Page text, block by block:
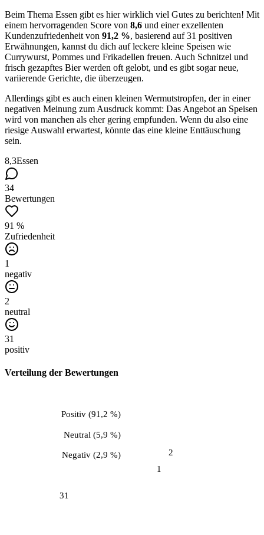
Beim Thema Essen gibt es hier wirklich viel Gutes zu berichten! Mit
einem hervorragenden Score von 8,6 und einer exzellenten
Kundenzufriedenheit von 91,2 %, basierend auf 31 positiven
Erwähnungen, kannst du dich auf leckere kleine Speisen wie
Currywurst, Pommes und Frikadellen freuen. Auch Schnitzel und
frisch gezapftes Bier werden oft gelobt, und es gibt sogar neue,
variierende Gerichte, die überzeugen.
Allerdings gibt es auch einen kleinen Wermutstropfen, der in einer
negativen Meinung zum Ausdruck kommt: Das Angebot an Speisen
wird von manchen als eher gering empfunden. Wenn du also eine
riesige Auswahl erwartest, könnte das eine kleine Enttäuschung
sein.
8,3Essen
34
Bewertungen
91 %
Zufriedenheit
1
negativ
2
neutral
31
positiv
Verteilung der Bewertungen
1
Negativ(2,9 %) 2
Neutral (5,9 %)
31
Positiv(91,2 %)